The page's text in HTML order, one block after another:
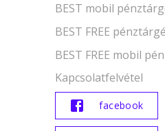
BEST mobil
BEST FREE
BEST FREE mobil
Kapcsolatfelvétel
facebook